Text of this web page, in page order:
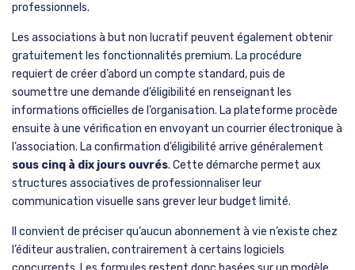
professionnels.
Les associations à but non lucratif peuvent également obtenir
gratuitement les fonctionnalités premium. La procédure
requiert de créer d’abord un compte standard, puis de
soumettre une demande d’éligibilité en renseignant les
informations officielles de l’organisation. La plateforme procède
ensuite à une vérification en envoyant un courrier électronique à
l’association. La confirmation d’éligibilité arrive généralement
sous cinq à dix jours ouvrés. Cette démarche permet aux
structures associatives de professionnaliser leur
communication visuelle sans grever leur budget limité.
Il convient de préciser qu’aucun abonnement à vie n’existe chez
l’éditeur australien, contrairement à certains logiciels